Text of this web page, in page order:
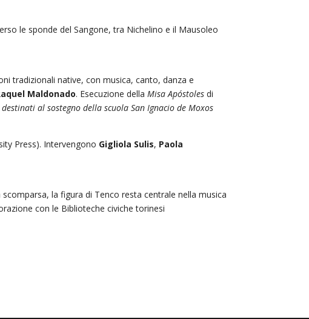
le sponde del Sangone, tra Nichelino e il Mausoleo
tradizionali native, con musica, canto, danza e
Maldonado. Esecuzione dellaMisa Apóstoles di
al sostegno della scuola San Ignacio de Moxos
Press). Intervengono Gigliola Sulis, Paola
la figura di Tenco resta centrale nella musica
con le Biblioteche civiche torinesi